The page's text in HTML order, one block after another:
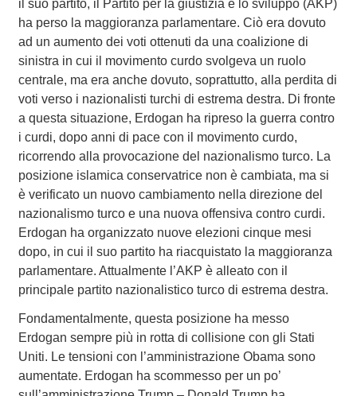
il suo partito, il Partito per la giustizia e lo sviluppo (AKP)
ha perso la maggioranza parlamentare. Ciò era dovuto
ad un aumento dei voti ottenuti da una coalizione di
sinistra in cui il movimento curdo svolgeva un ruolo
centrale, ma era anche dovuto, soprattutto, alla perdita di
voti verso i nazionalisti turchi di estrema destra. Di fronte
a questa situazione, Erdogan ha ripreso la guerra contro
i curdi, dopo anni di pace con il movimento curdo,
ricorrendo alla provocazione del nazionalismo turco. La
posizione islamica conservatrice non è cambiata, ma si
è verificato un nuovo cambiamento nella direzione del
nazionalismo turco e una nuova offensiva contro curdi.
Erdogan ha organizzato nuove elezioni cinque mesi
dopo, in cui il suo partito ha riacquistato la maggioranza
parlamentare. Attualmente l’AKP è alleato con il
principale partito nazionalistico turco di estrema destra.
Fondamentalmente, questa posizione ha messo
Erdogan sempre più in rotta di collisione con gli Stati
Uniti. Le tensioni con l’amministrazione Obama sono
aumentate. Erdogan ha scommesso per un po’